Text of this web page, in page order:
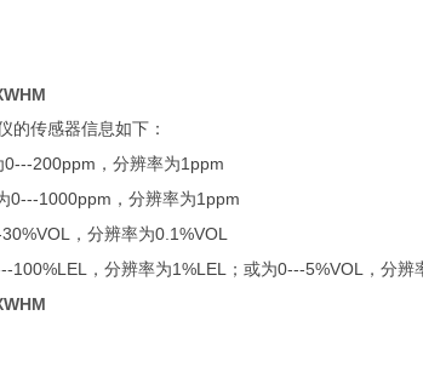
的传感器信息如下：
0---200ppm ，分辨率为1ppm
0---1000ppm ，分辨率为1ppm
，分辨率为0.1%VOL
100%LEL ，分辨率为1%LEL ；或为0---5%VOL ，分辨